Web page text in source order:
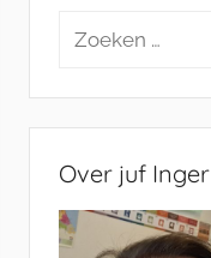
Zoeken
Over juf Inger